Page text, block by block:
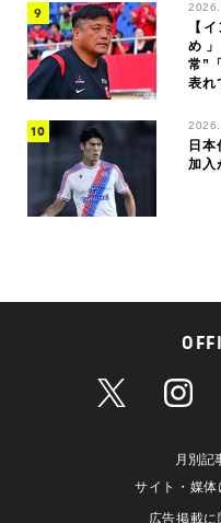
【
め
常”
表れ
日本
加入
月別記
サイト・媒
広告掲載